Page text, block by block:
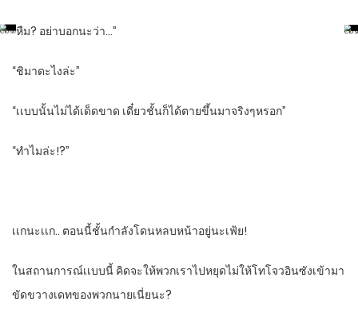
“หืม?​ อย่าบอกนะว่า…”
“ชิมาดะไงล่ะ”
“เเบบนั้นไม่ได้เด็ดขาด เดี๋ยวชั้นก็ได้ตายขึ้นมาจริงๆหรอก”
“ทําไมล่ะ!?”
เเกนะเเก.. ตอนนี้ชั้นกําลังโดนหลบหน้าอยู่นะเฟ้ย!
ในสถานการณ์​เเบบนี้​ คิดจะให้พวกเราไปหยุดไม่ให้โทโจวอินซังเข้ามา
ขัดขวางเดทของพวกนายเนี่ยนะ?